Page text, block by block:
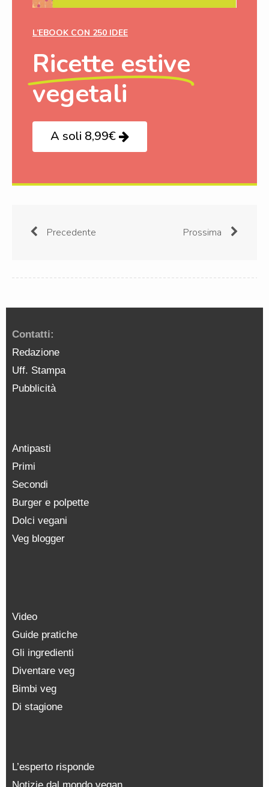
L’EBOOK CON 250 IDEE
Ricette estive
vegetali
A soli 8,99€
Precedente Prossima
Contatti:
Redazione
Uff. Stampa
Pubblicità
Antipasti
Primi
Secondi
Burger e polpette
Dolci vegani
Veg blogger
Video
Guide pratiche
Gli ingredienti
Diventare veg
Bimbi veg
Di stagione
L’esperto risponde